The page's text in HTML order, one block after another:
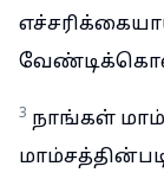
3 நாங்கள்